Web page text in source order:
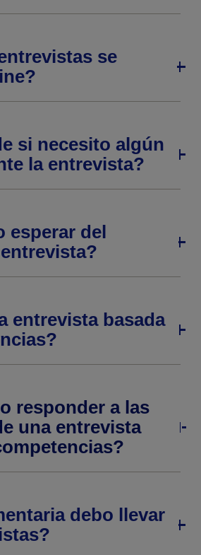
se
si necesito algún
la entrevista?
esperar del
entrevista basada
responder a las
una entrevista
debo llevar